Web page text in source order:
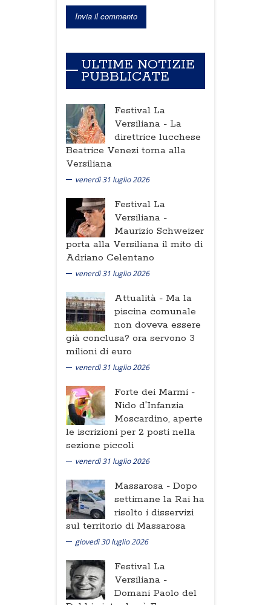
ULTIME NOTIZIE
PUBBLICATE
Festival La
Versiliana - La
direttrice lucchese
Beatrice Venezi torna alla
Versiliana
venerdì 31 luglio 2026
Festival La
Versiliana -
Maurizio Schweizer
porta alla Versiliana il mito di
Adriano Celentano
venerdì 31 luglio 2026
Attualità - Ma la
piscina comunale
non doveva essere
già conclusa? ora servono 3
milioni di euro
venerdì 31 luglio 2026
Forte dei Marmi -
Nido d'Infanzia
Moscardino, aperte
le iscrizioni per 2 posti nella
sezione piccoli
venerdì 31 luglio 2026
Massarosa - Dopo
settimane la Rai ha
risolto i disservizi
sul territorio di Massarosa
giovedì 30 luglio 2026
Festival La
Versiliana -
Domani Paolo del